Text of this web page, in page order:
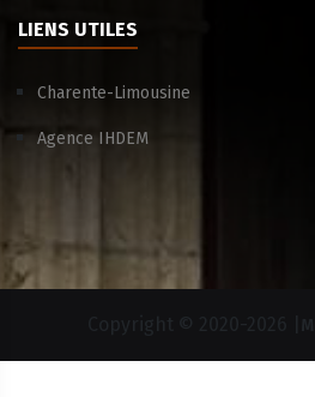
LIENS UTILES
Charente-Limousine
Agence IHDEM